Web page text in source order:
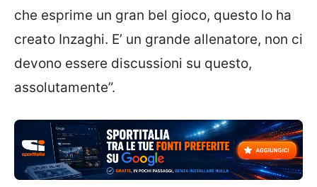
che esprime un gran bel gioco, questo lo ha
creato Inzaghi. E’ un grande allenatore, non ci
devono essere discussioni su questo,
assolutamente”.